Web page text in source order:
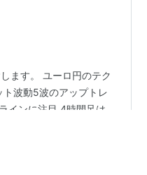
カ派姿勢にシフト・ト